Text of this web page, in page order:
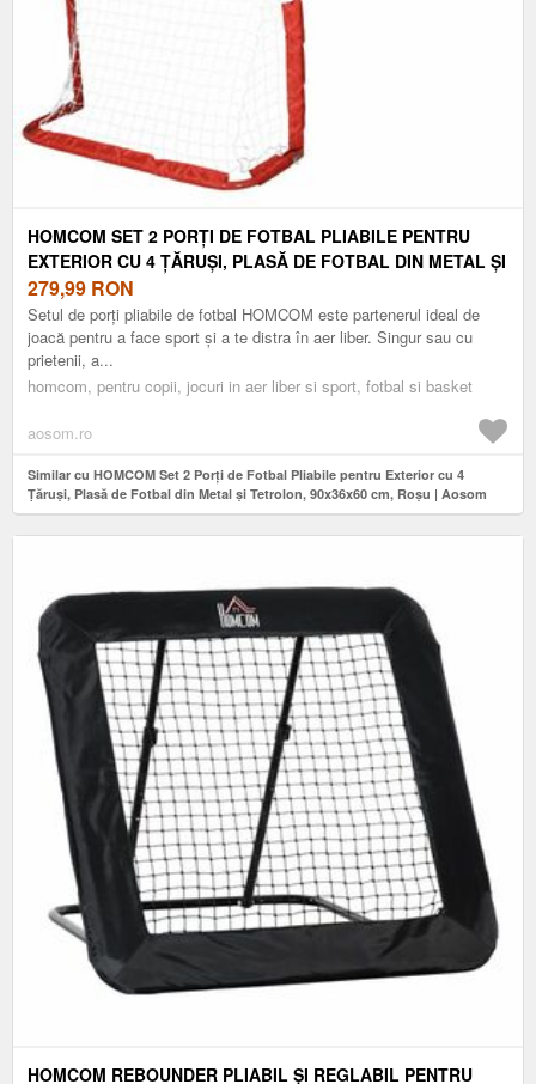
HOMCOM SET 2 PORȚI DE FOTBAL PLIABILE PENTRU
EXTERIOR CU 4 ȚĂRUȘI, PLASĂ DE FOTBAL DIN METAL ȘI
TETROLON, 90X36X60 CM, ROȘU | AOSOM ROMANIA
279,99 RON
Setul de porți pliabile de fotbal HOMCOM este partenerul ideal de
joacă pentru a face sport și a te distra în aer liber. Singur sau cu
prietenii, a...
homcom, pentru copii, jocuri in aer liber si sport, fotbal si basket
aosom.ro
Similar cu HOMCOM Set 2 Porți de Fotbal Pliabile pentru Exterior cu 4
Țăruși, Plasă de Fotbal din Metal și Tetrolon, 90x36x60 cm, Roșu | Aosom
Romania
HOMCOM REBOUNDER PLIABIL ȘI REGLABIL PENTRU